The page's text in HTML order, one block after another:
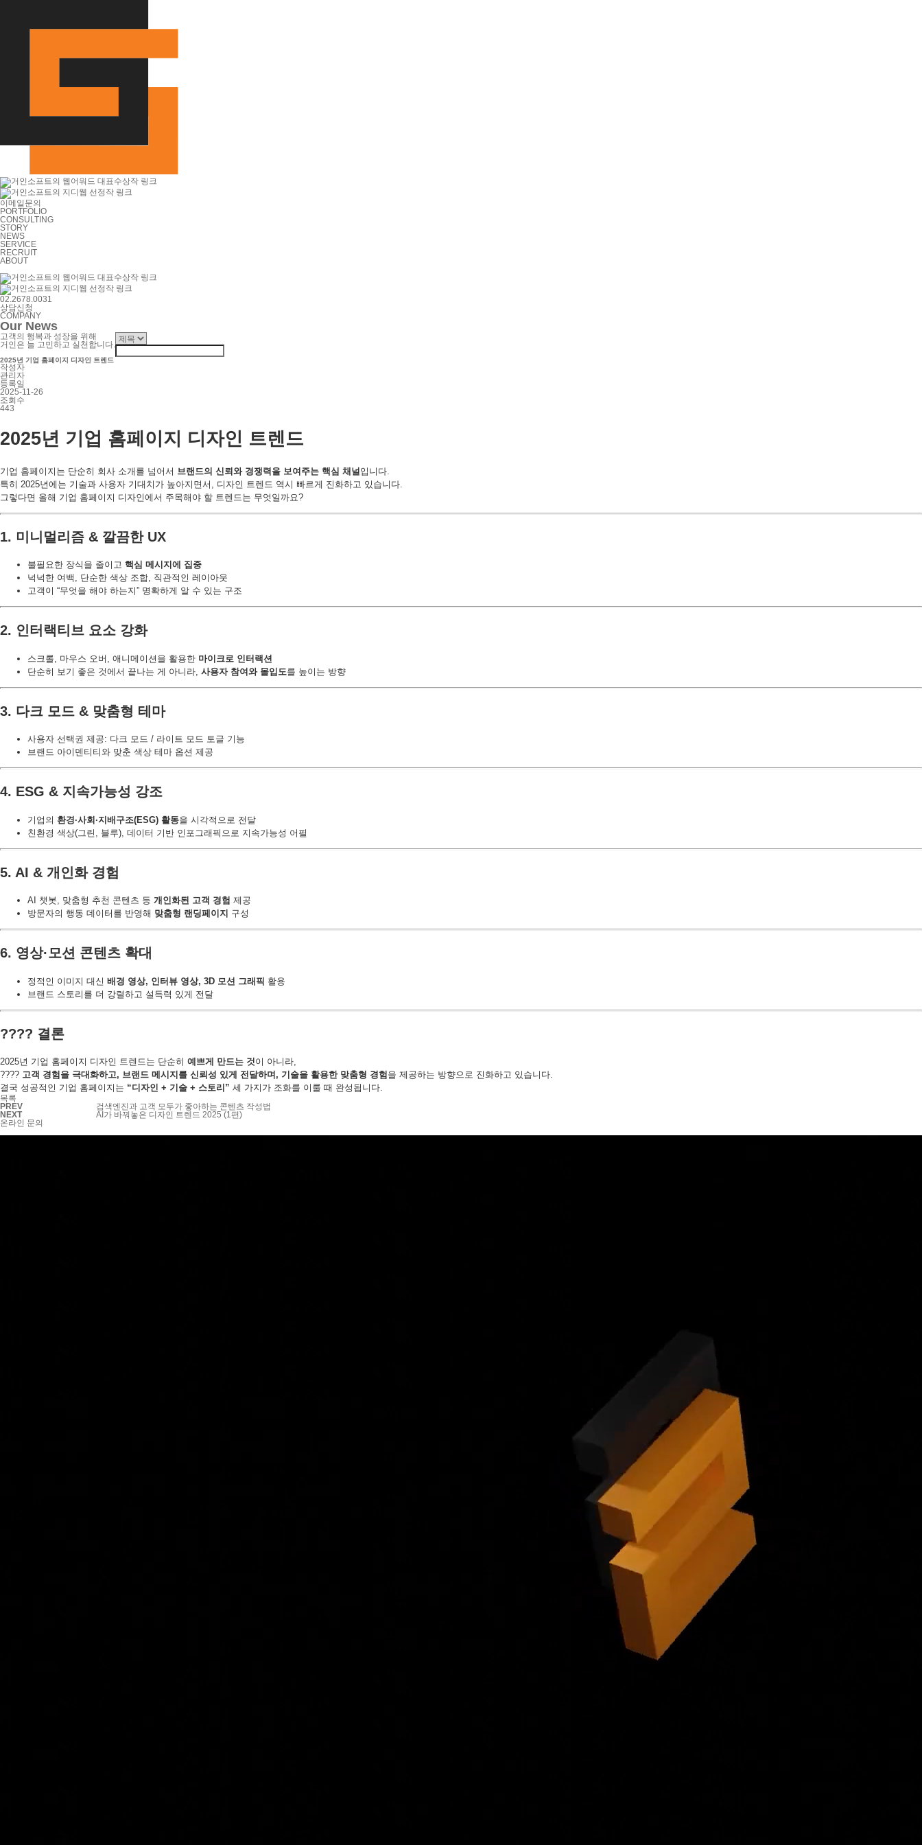
이메일문의
PORTFOLIO
CONSULTING
STORY
NEWS
SERVICE
RECRUIT
ABOUT
02.2678.0031
상담신청
COMPANY
Our News
고객의 행복과 성장을 위해
거인은 늘 고민하고 실천합니다.
2025년 기업 홈페이지 디자인 트렌드
작성자
관리자
등록일
2025-11-26
조회수
443
2025년 기업 홈페이지 디자인 트렌드
기업 홈페이지는 단순히 회사 소개를 넘어서 브랜드의 신뢰와 경쟁력을 보여주는 핵심 채널입니다.
특히 2025년에는 기술과 사용자 기대치가 높아지면서, 디자인 트렌드 역시 빠르게 진화하고 있습니다.
그렇다면 올해 기업 홈페이지 디자인에서 주목해야 할 트렌드는 무엇일까요?
1. 미니멀리즘 & 깔끔한 UX
불필요한 장식을 줄이고 핵심 메시지에 집중
넉넉한 여백, 단순한 색상 조합, 직관적인 레이아웃
고객이 “무엇을 해야 하는지” 명확하게 알 수 있는 구조
2. 인터랙티브 요소 강화
스크롤, 마우스 오버, 애니메이션을 활용한 마이크로 인터랙션
단순히 보기 좋은 것에서 끝나는 게 아니라, 사용자 참여와 몰입도를 높이는 방향
3. 다크 모드 & 맞춤형 테마
사용자 선택권 제공: 다크 모드 / 라이트 모드 토글 기능
브랜드 아이덴티티와 맞춘 색상 테마 옵션 제공
4. ESG & 지속가능성 강조
기업의 환경·사회·지배구조(ESG) 활동을 시각적으로 전달
친환경 색상(그린, 블루), 데이터 기반 인포그래픽으로 지속가능성 어필
5. AI & 개인화 경험
AI 챗봇, 맞춤형 추천 콘텐츠 등 개인화된 고객 경험 제공
방문자의 행동 데이터를 반영해 맞춤형 랜딩페이지 구성
6. 영상·모션 콘텐츠 확대
정적인 이미지 대신 배경 영상, 인터뷰 영상, 3D 모션 그래픽 활용
브랜드 스토리를 더 강렬하고 설득력 있게 전달
???? 결론
2025년 기업 홈페이지 디자인 트렌드는 단순히 예쁘게 만드는 것이 아니라,
???? 고객 경험을 극대화하고, 브랜드 메시지를 신뢰성 있게 전달하며, 기술을 활용한 맞춤형 경험 을 제공하는 방향으로 진화하고 있습니다.
결국 성공적인 기업 홈페이지는 “디자인 + 기술 + 스토리” 세 가지가 조화를 이룰 때 완성됩니다.
목록
PREV
검색엔진과 고객 모두가 좋아하는 콘텐츠 작성법
NEXT
AI가 바꿔놓은 디자인 트렌드 2025 (1편)
온라인 문의